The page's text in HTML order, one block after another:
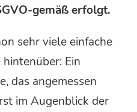
gemäß erfolgt.
sehr viele einfache
Ein
das angemessen
im Augenblick der